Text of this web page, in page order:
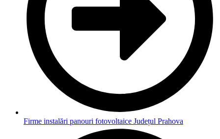
Firme instalări panouri fotovoltaice Județul Prahova